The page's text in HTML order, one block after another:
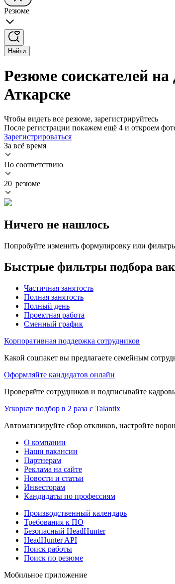
Резюме
Найти
Резюме соискателей
Аткарске
Чтобы видеть все резюме, зарегистрируйтесь
После регистрации покажем ещё 4 и откроем
Зарегистрироваться
За всё время
По соответствию
20 резюме
Ничего не нашлось
Попробуйте изменить формулировку или
Быстрые фильтры подбора
Частичная занятость
Полная занятость
Полный день
Проектная работа
Сменный график
Корпоративная поддержка сотрудников
Какой соцпакет вы предлагаете семейным
Оформляйте кандидатов онлайн
Проверяйте сотрудников и подписывайте
Ускорьте подбор в 2 раза с Talantix
Автоматизируйте сбор откликов, настройте
О компании
Наши вакансии
Партнерам
Реклама на сайте
Новости и статьи
Инвесторам
Кандидаты по профессиям
Производственный календарь
Требования к ПО
Безопасный HeadHunter
HeadHunter API
Поиск работы
Поиск по резюме
Мобильное приложение